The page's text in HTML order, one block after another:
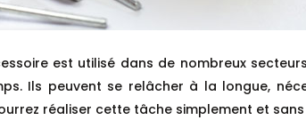
est utilisé dans de nombreux
Ils peuvent se relâcher à la longue,
réaliser cette tâche simplement et